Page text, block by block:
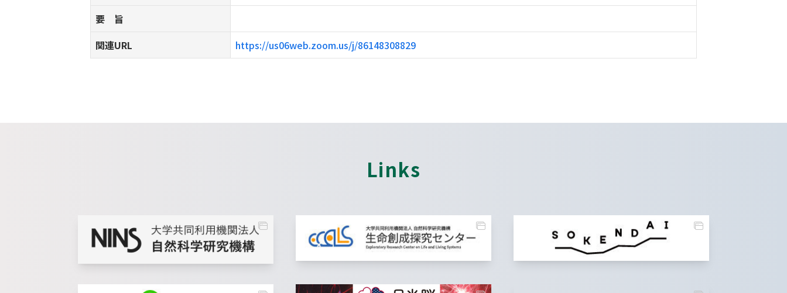
要 旨
関連URL
https://us06web.zoom.us/j/86148308829
Links